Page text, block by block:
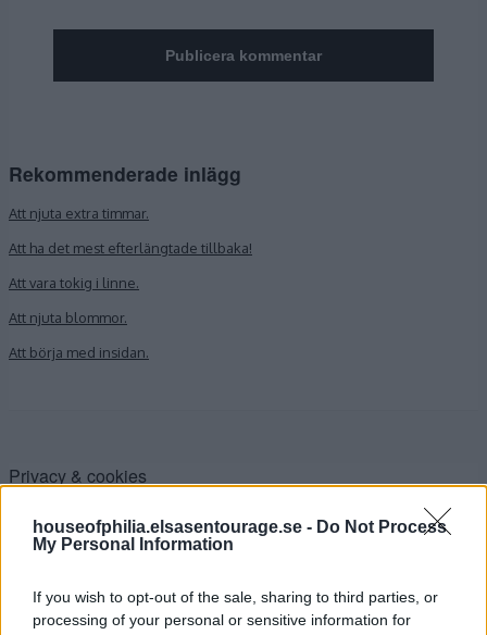
houseofphilia.elsasentourage.se - Do Not Process
My Personal Information
If you wish to opt-out of the sale, sharing to third parties, or
processing of your personal or sensitive information for
Rekommenderade inlägg
Att njuta extra timmar.
Att ha det mest efterlängtade tillbaka!
Att vara tokig i linne.
Att njuta blommor.
Att börja med insidan.
Privacy & cookies